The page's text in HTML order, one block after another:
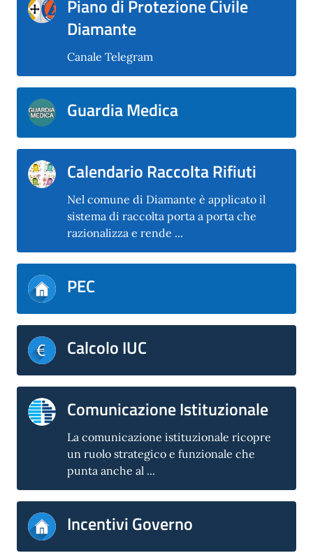
Piano di Protezione Civile
Diamante
Canale Telegram
Guardia Medica
Calendario Raccolta Rifiuti
Nel comune di Diamante è applicato il
sistema di raccolta porta a porta che
razionalizza e rende ...
PEC
Calcolo IUC
Comunicazione Istituzionale
La comunicazione istituzionale ricopre
un ruolo strategico e funzionale che
punta anche al ...
Incentivi Governo